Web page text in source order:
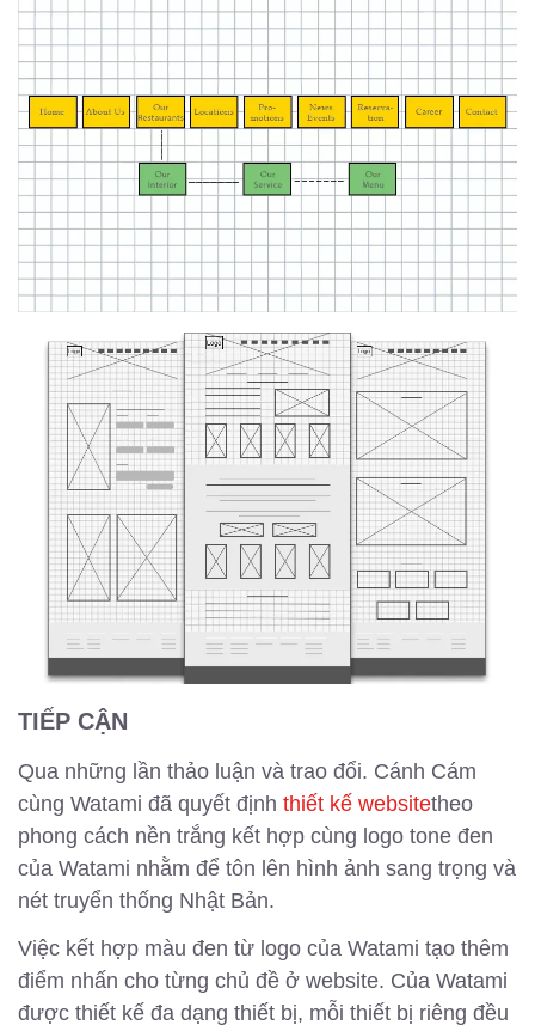
TIẾP CẬN
Qua những lần thảo luận và trao đổi. Cánh Cám
cùng Watami đã quyết định thiết kế websitetheo
phong cách nền trắng kết hợp cùng logo tone đen
của Watami nhằm để tôn lên hình ảnh sang trọng và
nét truyển thống Nhật Bản.
Việc kết hợp màu đen từ logo của Watami tạo thêm
điểm nhấn cho từng chủ đề ở website. Của Watami
được thiết kế đa dạng thiết bị, mỗi thiết bị riêng đều